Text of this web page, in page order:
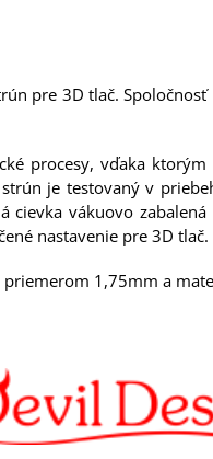
pre 3D tlač.
procesy, vďaka
je testovaný v
cievka vákuovo
nastavenie pre 3D tlač.
1,75mm a